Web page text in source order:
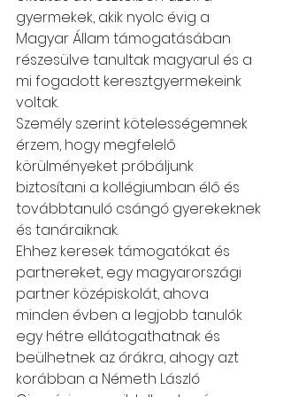
gyermekek, akik nyolc évig a
Magyar Állam támogatásában
részesülve tanultak magyarul és a
mi fogadott keresztgyermekeink
voltak.
Személy szerint kötelességemnek
érzem, hogy megfelelő
körülményeket próbáljunk
biztosítani a kollégiumban élő és
továbbtanuló csángó gyerekeknek
és tanáraiknak.
Ehhez keresek támogatókat és
partnereket, egy magyarországi
partner középiskolát, ahova
minden évben a legjobb tanulók
egy hétre ellátogathatnak és
beülhetnek az órákra, ahogy azt
korábban a Németh László